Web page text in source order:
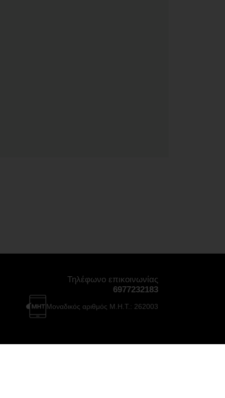
Τηλέφωνο επικοινωνίας
6977232183
Μοναδικός αριθμός Μ.Η.Τ.: 262003